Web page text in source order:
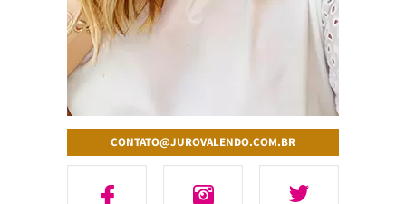
CONTATO@JUROVALENDO.COM.BR